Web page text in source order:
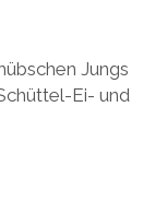
Jungs
Ei- und